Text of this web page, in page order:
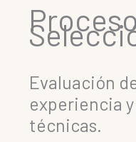
Evaluación
experiencia
técnicas.